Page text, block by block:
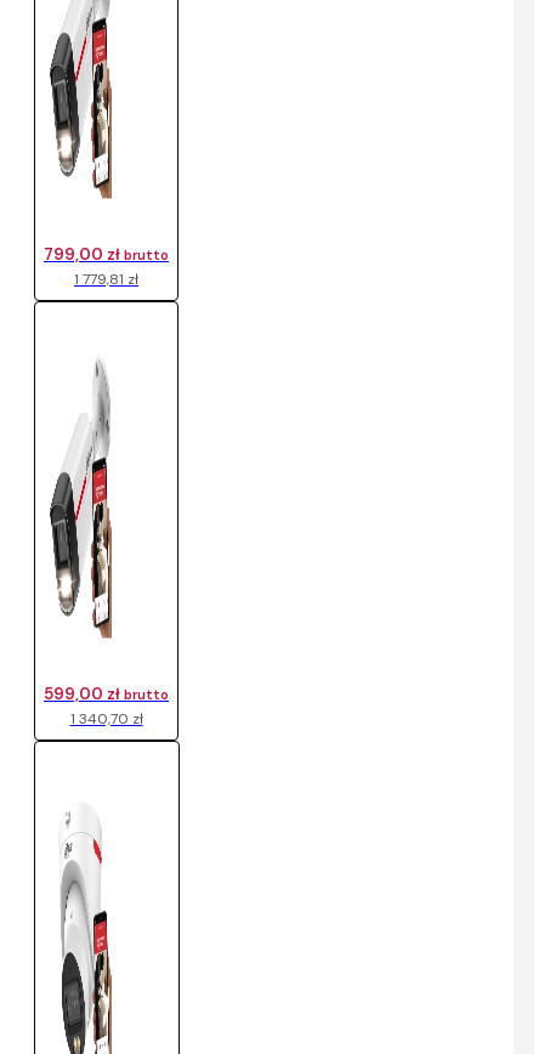
1 779,81 zł
799,00 zł brutto
1 340,70 zł
599,00 zł brutto